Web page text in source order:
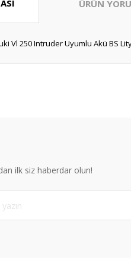
ÜRÜN
Vl 250 Intruder Uyumlu Akü BS
bulunuyor.
daha pahalı.
alternatifler olmalı.
ilk siz haberdar olun!